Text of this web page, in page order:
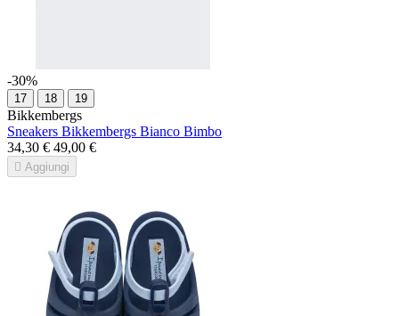
-30%
17 18 19
Bikkembergs
Sneakers Bikkembergs Bianco Bimbo
34,30 € 49,00 €
 Aggiungi